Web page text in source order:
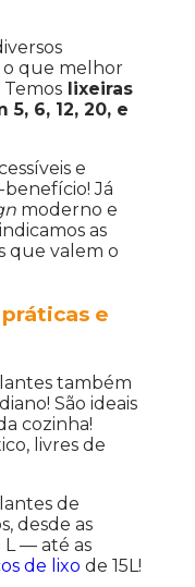
o que melhor
Temos lixeiras
6, 12, 20, e
e
Já
moderno e
as
que valem o
e
também
São ideais
cozinha!
livres de
de
desde as
L — até as
de lixo de 15L!